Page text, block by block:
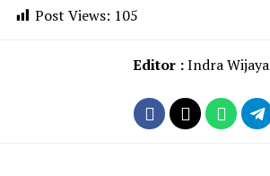
Post Views: 105
Editor :Indra Wijaya